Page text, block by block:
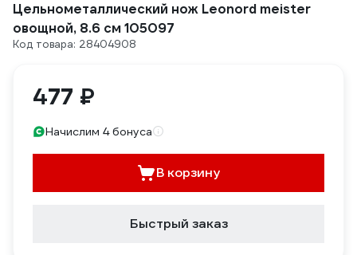
Цельнометаллический нож Leonord meister
овощной, 8.6 см 105097
Код товара: 28404908
477 ₽
Начислим 4 бонуса
В корзину
Быстрый заказ